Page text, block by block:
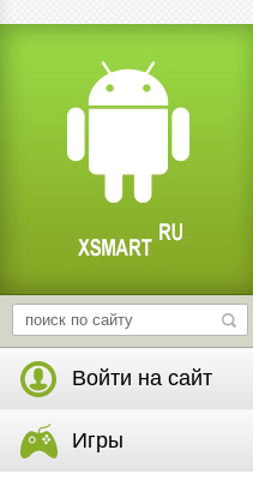
Войти на сайт
Игры